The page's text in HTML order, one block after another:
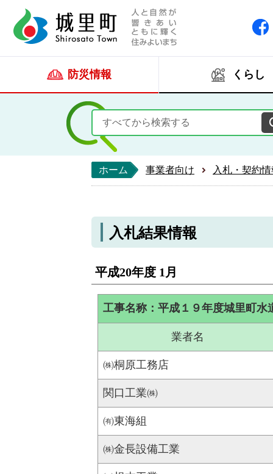
防災情報 くらし
ホーム 事業者向け 入札・契約
入札結果情報
平成20年度 1月
工事名称：平成１９年度城里町
業者名
㈱桐原工務店
関口工業㈱
㈲東海組
㈱金長設備工業